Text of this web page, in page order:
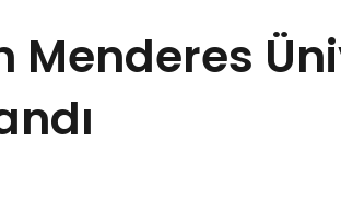
Menderes